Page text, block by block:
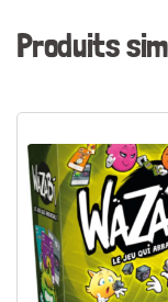
Produits